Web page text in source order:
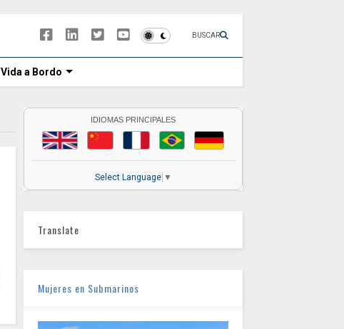
BUSCAR
Vida a Bordo
IDIOMAS PRINCIPALES
Select Language ▼
Translate
Mujeres en Submarinos